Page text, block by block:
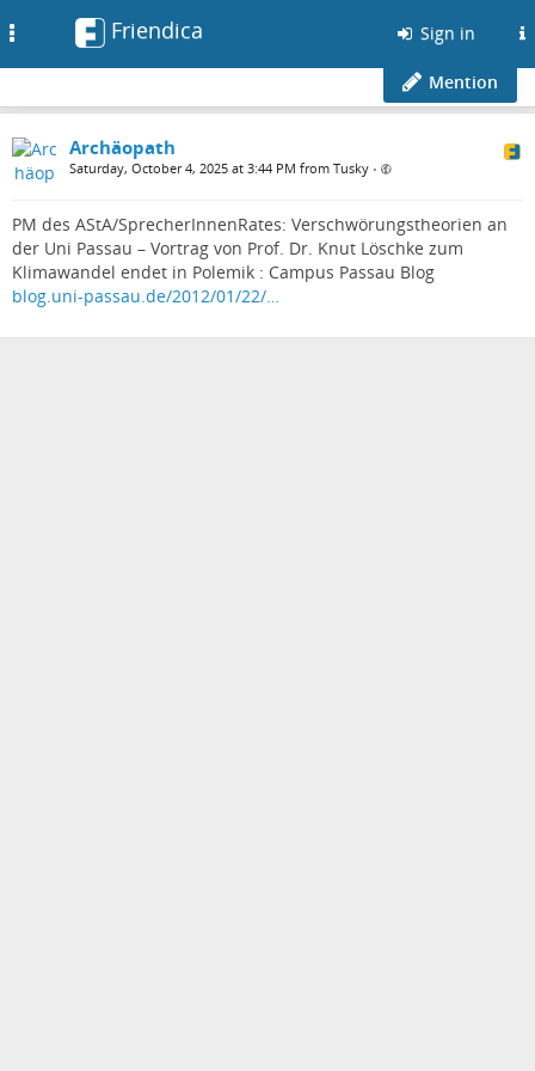
Friendica Sign in
Mention
Archäopath
Saturday, October 4, 2025 at 3:44 PM from Tusky •
PM des AStA/SprecherInnenRates: Verschwörungstheorien an
der Uni Passau – Vortrag von Prof. Dr. Knut Löschke zum
Klimawandel endet in Polemik : Campus Passau Blog
blog.uni-passau.de/2012/01/22/…